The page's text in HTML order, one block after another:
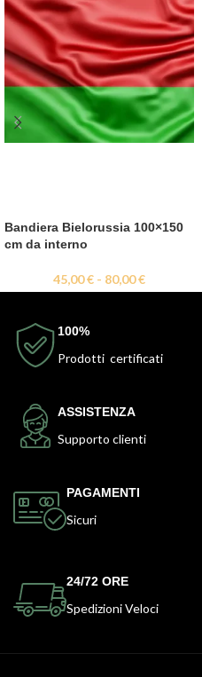
Bandiera Bielorussia 100×150
cm da interno
45,00€ - 80,00€
100%
Prodotti certificati
ASSISTENZA
Supporto clienti
PAGAMENTI
Sicuri
24/72 ORE
Spedizioni Veloci